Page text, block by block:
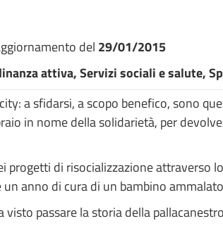
del 29/01/2015
attiva, Servizi sociali e salute,
a sfidarsi, a scopo benefico, sono
in nome della solidarietà, per
progetti di risocializzazione
un anno di cura di un bambino
passare la storia della